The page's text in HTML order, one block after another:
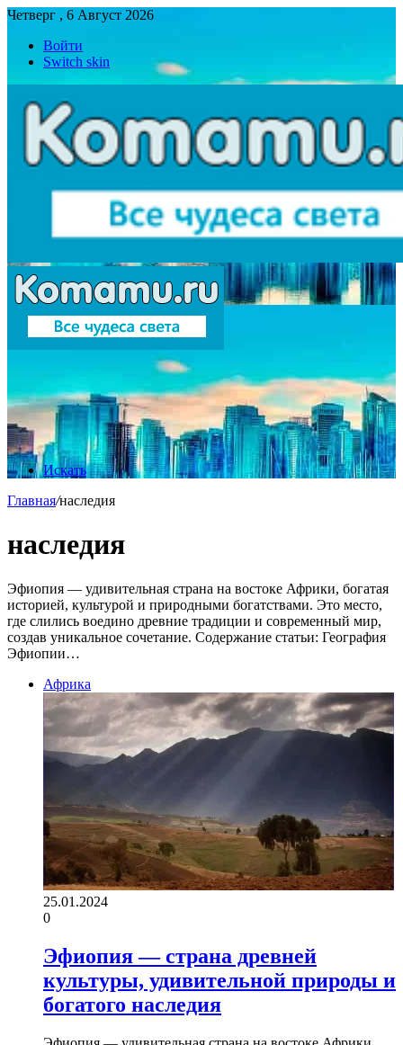
Четверг , 6 Август 2026
Войти
Switch skin
Искать
Главная/наследия
наследия
Эфиопия — удивительная страна на востоке Африки, богатая
историей, культурой и природными богатствами. Это место,
где слились воедино древние традиции и современный мир,
создав уникальное сочетание. Содержание статьи: География
Эфиопии…
Африка
25.01.2024
0
Эфиопия — страна древней
культуры, удивительной природы и
богатого наследия